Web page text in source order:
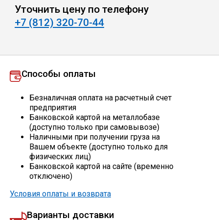
Проволока
Скобо-гибочные изделия
Остальное
Уточнить цену по телефону
+7 (812) 320-70-44
Способы оплаты
Безналичная оплата на расчетный счет
предприятия
Банковской картой на металлобазе
(доступно только при самовывозе)
Наличными при получении груза на
Вашем объекте (доступно только для
физических лиц)
Банковской картой на сайте (временно
отключено)
Условия оплаты и возврата
Варианты доставки